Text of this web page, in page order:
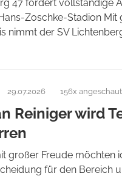
47 fordert vollständige
Zoschke-Stadion
nimmt der SV
29.07.2026 156x angeschaut
Reiniger wird
großer Freude möchten
für den Bereich